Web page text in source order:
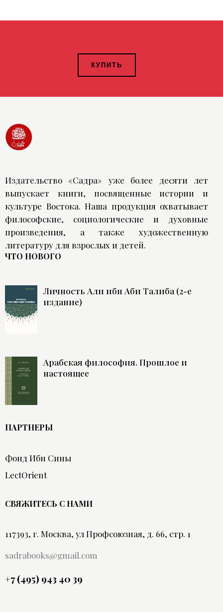
КУПИТЬ
Издательство «Садра» уже более десяти лет
выпускает книги, посвященные истории и
культуре Востока. Наша продукция охватывает
философские, социологические и духовные
произведения, а также художественную
литературу для взрослых и детей.
ЧТО НОВОГО
Личность Али ибн Аби Талиба (2-е
издание)
Арабская философия. Прошлое и
настоящее
ПАРТНЕРЫ
Фонд Ибн Сины
LectOrient
СВЯЖИТЕСЬ С НАМИ
117393, г. Москва, ул Профсоюзная, д. 66, стр. 1
sadrabooks@gmail.com
+7 (495) 943 40 39